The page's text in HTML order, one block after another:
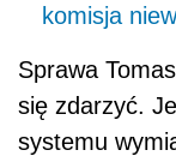
komisja
Sprawa
się zdarzyć.
systemu